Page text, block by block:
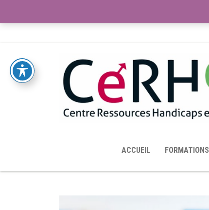
TOUTES LES RESSOURCES MISES À
ACCUEIL FORMATIONS